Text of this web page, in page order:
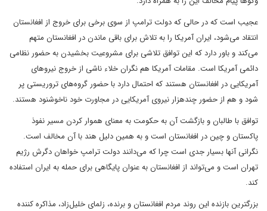
عجیب است که در حالی که دولت ترامپ از سوی برخی برای خروج از افغانستان
انتقاد می‌شود، ایران آمریکا را به تلاش برای باقی ماندن در افغانستان متهم
می‌کند و باور دارد که این توافق تلاشی برای مشروعیت بخشیدن به حضور نظامی
دائمی آمریکا است. مقامات آمریکا هم نگران خلاء ناشی از خروج نیروهای
آمریکایی در افغانستان هستند که احتمال دارد با حضور گروه‌های تروریستی پر
شود و هم از حضور چندهزار نیروی آمریکایی در مجاورت خود ناخوشنود هستند.
توافق با طالبان و بازگشت آن به حکومت به معنای هموار کردن مسیر نفوذ
پاکستان و چین در افغانستان است و به همین دلیل هند با آن مخالف است.
نگرانی آنها بسیار جدی است چرا که می‌دانند دولت ترامپ خواهان دگرش رژیم
تهران است و می‌تواند از افغانستان به عنوان پایگاهی برای حمله به ایران استفاده
کند.
بزرگترین بازنده این روند مردم افغانستان و برنده، زلمای خلیل‌زاد، مذاکره کننده